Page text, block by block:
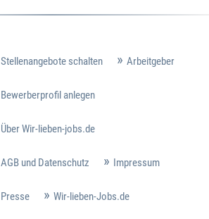
Stellenangebote schalten Arbeitgeber
Bewerberprofil anlegen
Über Wir-lieben-jobs.de
AGB und Datenschutz Impressum
Presse Wir-lieben-Jobs.de